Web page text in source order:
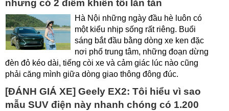
nhưng có 2 điểm khiến tôi lăn tăn
Hà Nội những ngày đầu hè luôn có
một kiểu nhịp sống rất riêng. Buổi
sáng bắt đầu bằng dòng xe ken đặc
nơi phố trung tâm, những đoạn dừng
đèn đỏ kéo dài, tiếng còi xe và cảm giác lúc nào cũng
phải căng mình giữa dòng giao thông đông đúc.
[ĐÁNH GIÁ XE] Geely EX2: Tôi hiểu vì sao
mẫu SUV điện này nhanh chóng có 1.200